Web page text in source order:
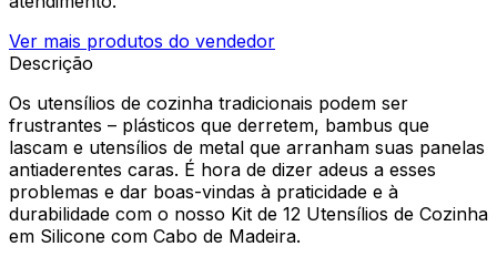
Ver mais produtos do vendedor
Descrição
Os utensílios de cozinha tradicionais podem ser
frustrantes – plásticos que derretem, bambus que
lascam e utensílios de metal que arranham suas panelas
antiaderentes caras. É hora de dizer adeus a esses
problemas e dar boas-vindas à praticidade e à
durabilidade com o nosso Kit de 12 Utensílios de Cozinha
em Silicone com Cabo de Madeira.